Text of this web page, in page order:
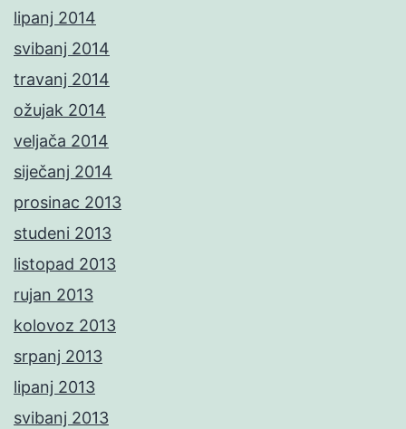
lipanj 2014
svibanj 2014
travanj 2014
ožujak 2014
veljača 2014
siječanj 2014
prosinac 2013
studeni 2013
listopad 2013
rujan 2013
kolovoz 2013
srpanj 2013
lipanj 2013
svibanj 2013